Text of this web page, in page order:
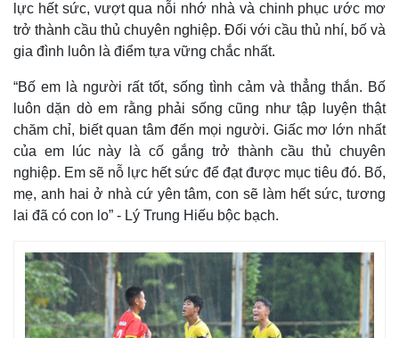
Thế giới
Cuộc sống đó đây
Hồ sơ
Multimedia
Ảnh
E-Magazine
Infographic
lực hết sức, vượt qua nỗi nhớ nhà và chinh phục ước mơ
trở thành cầu thủ chuyên nghiệp. Đối với cầu thủ nhí, bố và
gia đình luôn là điểm tựa vững chắc nhất.
“Bố em là người rất tốt, sống tình cảm và thẳng thắn. Bố
luôn dặn dò em rằng phải sống cũng như tập luyện thật
chăm chỉ, biết quan tâm đến mọi người. Giấc mơ lớn nhất
của em lúc này là cố gắng trở thành cầu thủ chuyên
nghiệp. Em sẽ nỗ lực hết sức để đạt được mục tiêu đó. Bố,
mẹ, anh hai ở nhà cứ yên tâm, con sẽ làm hết sức, tương
lai đã có con lo” - Lý Trung Hiếu bộc bạch.